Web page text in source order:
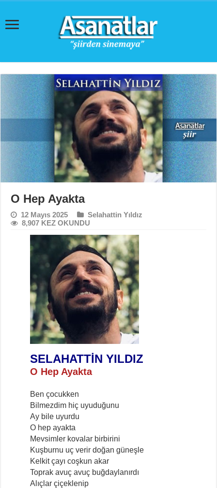
O Hep Ayakta
12 Mayıs 2025
Selahattin Yıldız
8,907 KEZ OKUNDU
SELAHATTİN YILDIZ
O Hep Ayakta
Ben çocukken
Bilmezdim hiç uyuduğunu
Ay bile uyurdu
O hep ayakta
Mevsimler kovalar birbirini
Kuşburnu uç verir doğan güneşle
Kelkit çayı coşkun akar
Toprak avuç avuç buğdaylanırdı
Alıçlar çiçeklenip